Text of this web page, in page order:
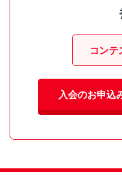
コンテ
入会のお申込